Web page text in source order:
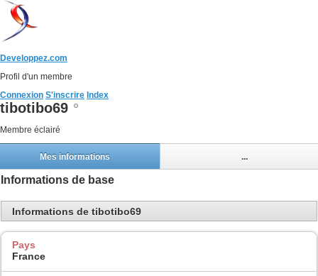
Developpez.com
Profil d'un membre
Connexion S'inscrire Index
tibotibo69
Membre éclairé
Mes informations ...
Informations de base
Informations de tibotibo69
Pays
France